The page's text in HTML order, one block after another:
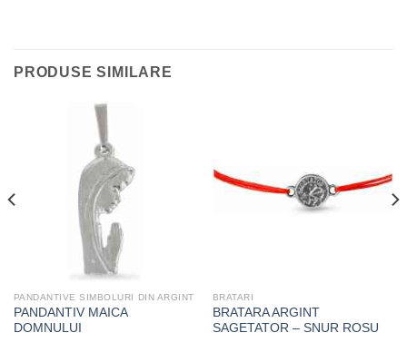
PRODUSE SIMILARE
PANDANTIVE SIMBOLURI DIN ARGINT
PANDANTIV MAICA
DOMNULUI
BRATARI
BRATARA ARGINT
SAGETATOR – SNUR ROSU